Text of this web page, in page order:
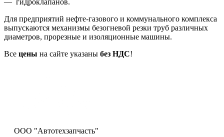
Для предприятий нефте-газового и коммунального комплекса
выпускаются механизмы безогневой резки труб различных
диаметров, прорезные и изоляционные машины.
Все цены на сайте указаны без НДС!
ООО "Автотехзапчасть"